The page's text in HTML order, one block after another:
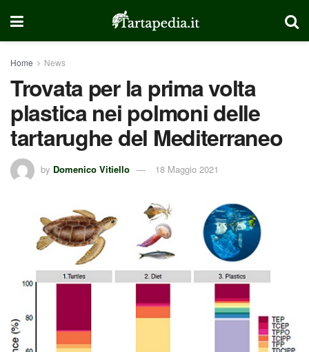
Home News
Trovata per la prima volta
plastica nei polmoni delle
tartarughe del Mediterraneo
by Domenico Vitiello 18 Maggio 2021